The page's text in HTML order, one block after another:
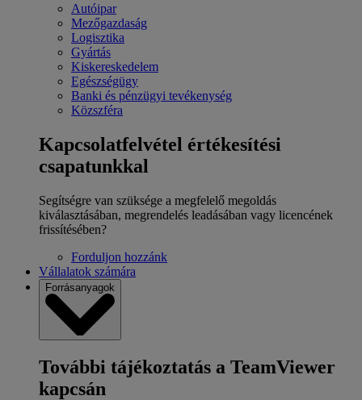
Autóipar
Mezőgazdaság
Logisztika
Gyártás
Kiskereskedelem
Egészségügy
Banki és pénzügyi tevékenység
Közszféra
Kapcsolatfelvétel értékesítési
csapatunkkal
Segítségre van szüksége a megfelelő megoldás
kiválasztásában, megrendelés leadásában vagy licencének
frissítésében?
Forduljon hozzánk
Vállalatok számára
Forrásanyagok
További tájékoztatás a TeamViewer
kapcsán